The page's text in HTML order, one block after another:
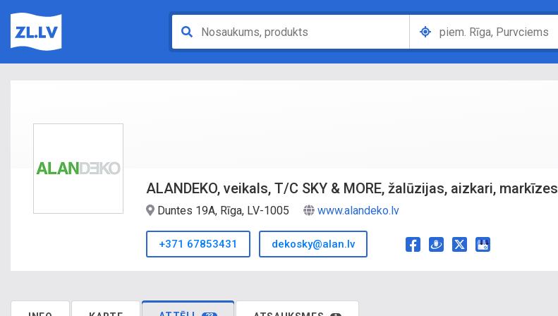
ALANDEKO, veikals, T/C SKY & MORE, žalūzijas, aizkari, markīzes
Duntes 19A, Rīga, LV-1005 www.alandeko.lv
+371 67853431 dekosky@alan.lv